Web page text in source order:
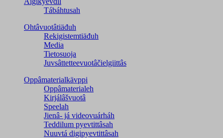
Tábáhtusah
Ohtâvuotâtiäđuh
Rekigistemtiäđuh
Media
Tietosuoja
Juvsâttetteevuotâčielgiittâs
Oppâmaterialkävppi
Oppâmaterialeh
Kirjálâšvuotâ
Speelah
Jienâ- já videovuárháh
Teddilum pyevtittâsah
Nuuvtá digipyevtittâsah